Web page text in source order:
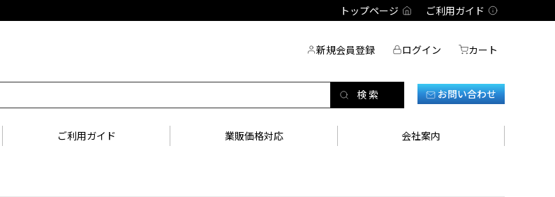
トップページ ご利用ガイド
新規会員登録 ログイン カート
お問い合わせ
ご利用ガイド 業販価格対応 会社案内